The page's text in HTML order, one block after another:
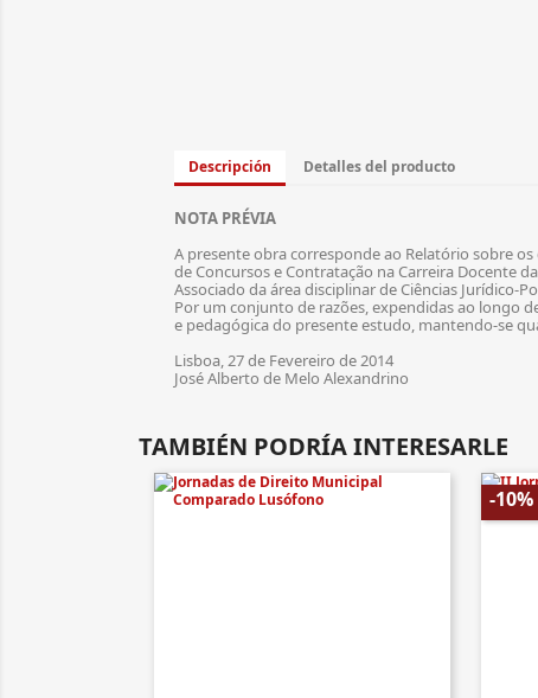
Descripción Detalles del producto
NOTA PRÉVIA
A presente obra corresponde ao Relatório sobre
de Concursos e Contratação na Carreira Docente
Associado da área disciplinar de Ciências Jurídico-
Por um conjunto de razões, expendidas ao longo
e pedagógica do presente estudo, mantendo-se
Lisboa, 27 de Fevereiro de 2014
José Alberto de Melo Alexandrino
TAMBIÉN PODRÍA INTERESARLE
-10%